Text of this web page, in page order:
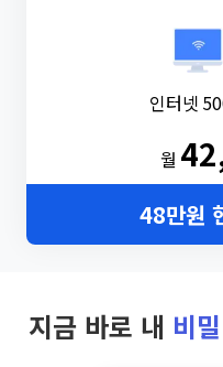
인터넷
월
48만원
지금 바로 내 비